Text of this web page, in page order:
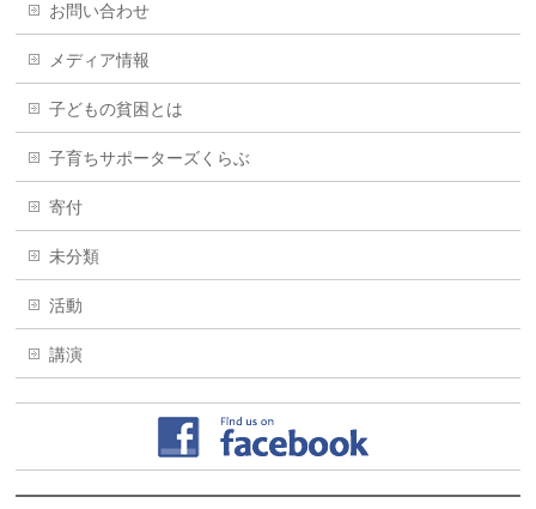
お問い合わせ
メディア情報
子どもの貧困とは
子育ちサポーターズくらぶ
寄付
未分類
活動
講演